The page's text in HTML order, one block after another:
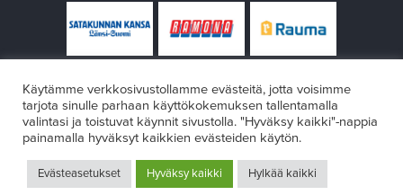
Design:VÄRIKÄS
Käytämme verkkosivustollamme evästeitä, jotta voisimme
tarjota sinulle parhaan käyttökokemuksen tallentamalla
valintasi ja toistuvat käynnit sivustolla. "Hyväksy kaikki"-nappia
painamalla hyväksyt kaikkien evästeiden käytön.
Evästeasetukset Hyväksy kaikki Hylkää kaikki